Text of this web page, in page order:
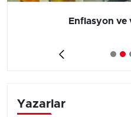
Enflasyon ve
Yazarlar